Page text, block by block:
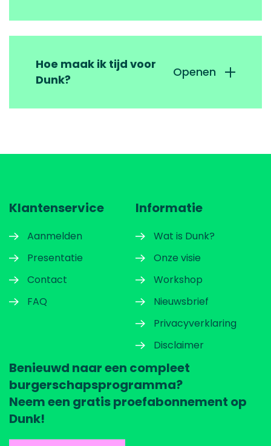
Hoe maak ik tijd voor
Dunk?
Openen
Klantenservice
Aanmelden
Presentatie
Contact
FAQ
Informatie
Wat is Dunk?
Onze visie
Workshop
Nieuwsbrief
Privacyverklaring
Disclaimer
Benieuwd naar een compleet
burgerschapsprogramma?
Neem een gratis proefabonnement op
Dunk!